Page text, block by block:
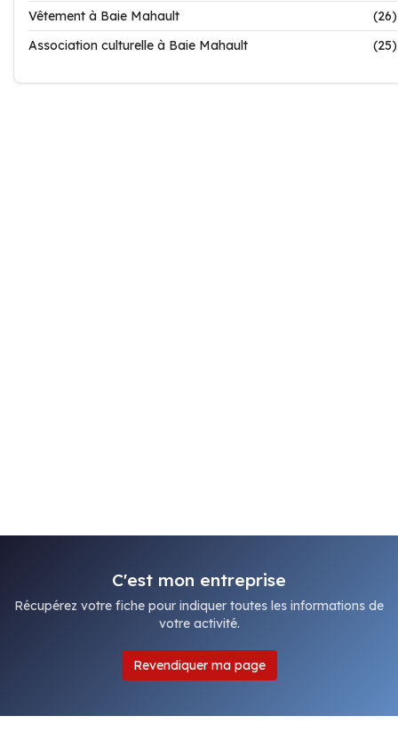
Vêtement à Baie Mahault
(26)
Association culturelle à Baie Mahault
(25)
C'est mon entreprise
Récupérez votre fiche pour indiquer toutes les informations de
votre activité.
Revendiquer ma page